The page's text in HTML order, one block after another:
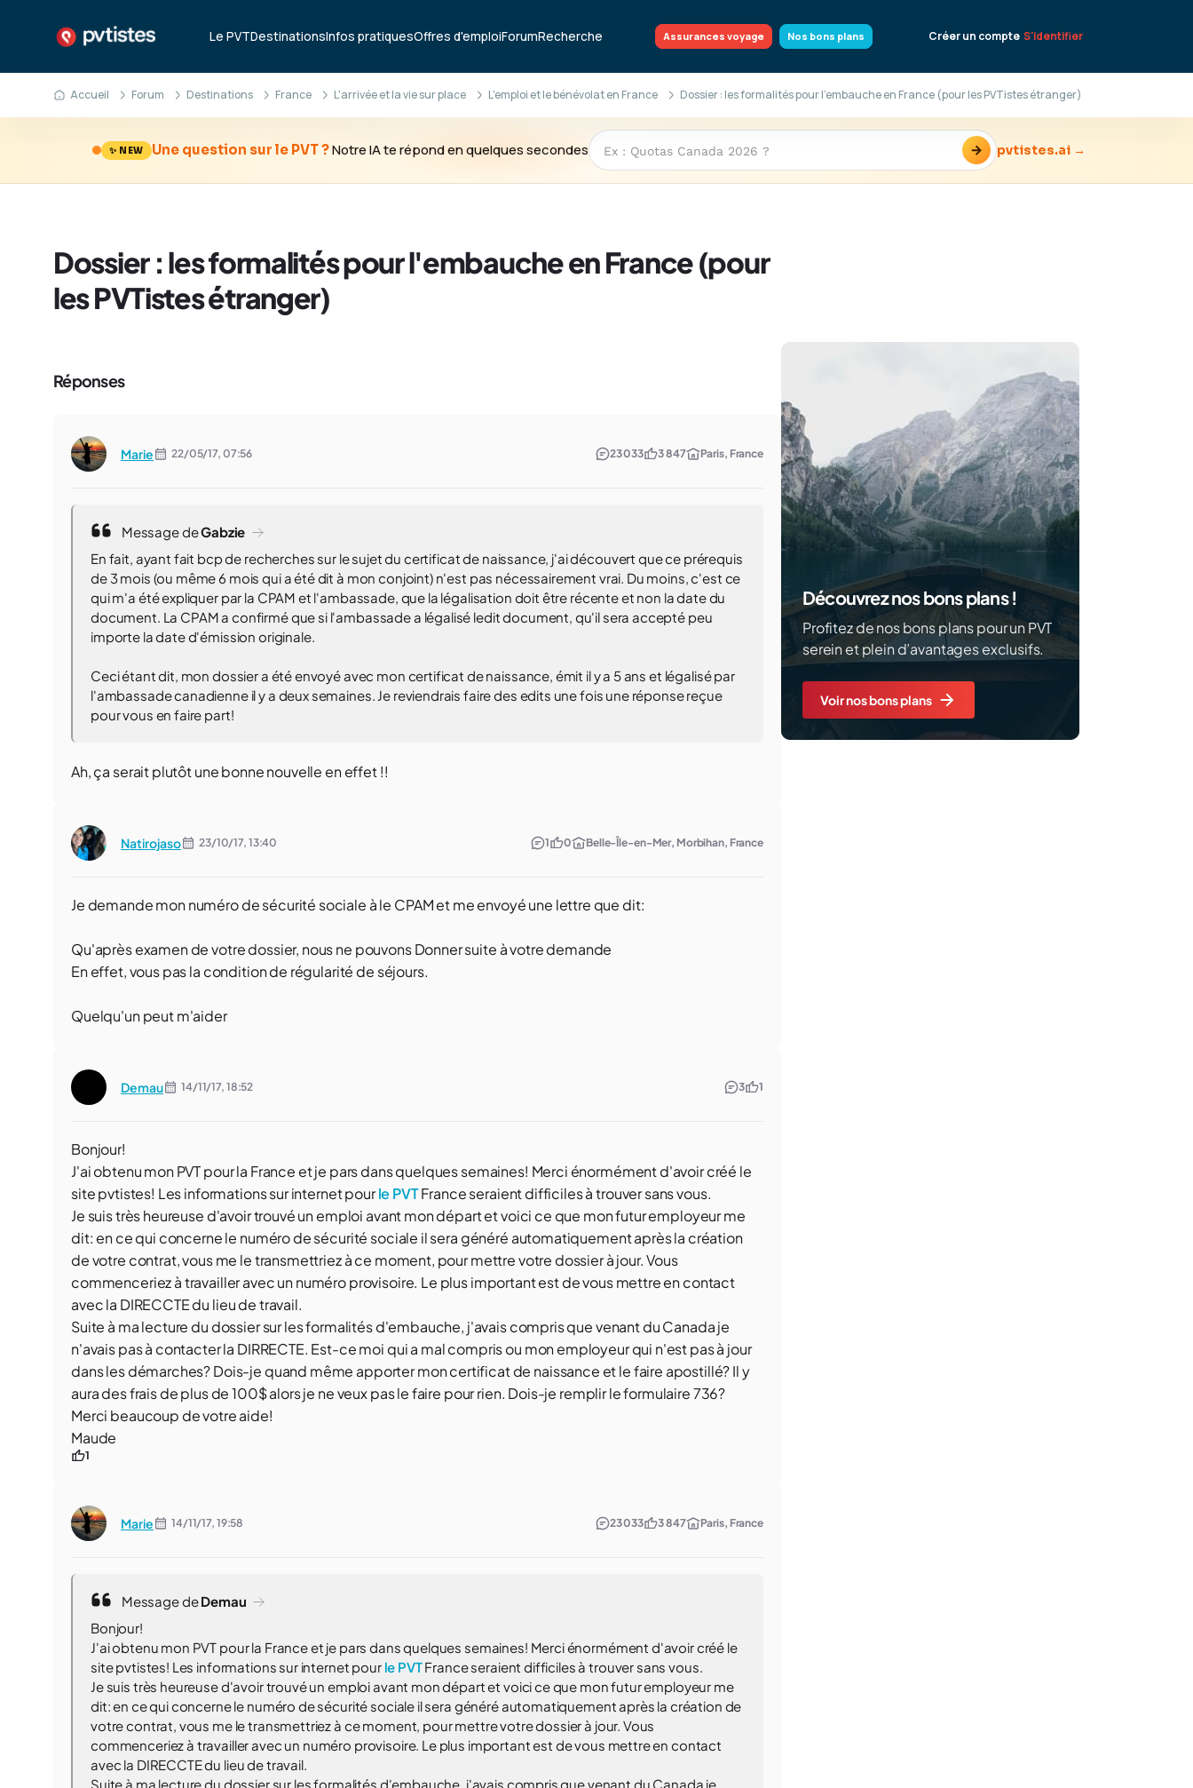
Le PVTDestinationsInfos pratiquesOffres d'emploiForumRecherche Assurances voyage Nos bons plans Créer un compte S'identifier
Accueil Forum Destinations France L'arrivée et la vie sur place L'emploi et le bénévolat en France Dossier : les formalités pour l'embauche en France (pour les PVTistes étranger)
✨ NEW Une question sur le PVT ?Notre IA te répond en quelques secondes → pvtistes.ai →
Dossier : les formalités pour l'embauche en France (pour
les PVTistes étranger)
Réponses
Marie 22/05/17, 07:56 23 033 3 847 Paris, France
Message deGabzie
En fait, ayant fait bcp de recherches sur le sujet du certificat de naissance, j'ai découvert que ce prérequis
de 3 mois (ou même 6 mois qui a été dit à mon conjoint) n'est pas nécessairement vrai. Du moins, c'est ce
qui m'a été expliquer par la CPAM et l'ambassade, que la légalisation doit être récente et non la date du
document. La CPAM a confirmé que si l'ambassade a légalisé ledit document, qu'il sera accepté peu
importe la date d'émission originale.
Ceci étant dit, mon dossier a été envoyé avec mon certificat de naissance, émit il y a 5 ans et légalisé par
l'ambassade canadienne il y a deux semaines. Je reviendrais faire des edits une fois une réponse reçue
pour vous en faire part!
Ah, ça serait plutôt une bonne nouvelle en effet !!
Natirojaso 23/10/17, 13:40 1 0 Belle-Île-en-Mer, Morbihan, France
Je demande mon numéro de sécurité sociale à le CPAM et me envoyé une lettre que dit:
Qu'après examen de votre dossier, nous ne pouvons Donner suite à votre demande
En effet, vous pas la condition de régularité de séjours.
Quelqu'un peut m'aider
Demau 14/11/17, 18:52 3 1
Bonjour!
J'ai obtenu mon PVT pour la France et je pars dans quelques semaines! Merci énormément d'avoir créé le
site pvtistes! Les informations sur internet pourle PVTFrance seraient difficiles à trouver sans vous.
Je suis très heureuse d'avoir trouvé un emploi avant mon départ et voici ce que mon futur employeur me
dit: en ce qui concerne le numéro de sécurité sociale il sera généré automatiquement après la création
de votre contrat, vous me le transmettriez à ce moment, pour mettre votre dossier à jour. Vous
commenceriez à travailler avec un numéro provisoire. Le plus important est de vous mettre en contact
avec la DIRECCTE du lieu de travail.
Suite à ma lecture du dossier sur les formalités d'embauche, j'avais compris que venant du Canada je
n'avais pas à contacter la DIRRECTE. Est-ce moi qui a mal compris ou mon employeur qui n'est pas à jour
dans les démarches? Dois-je quand même apporter mon certificat de naissance et le faire apostillé? Il y
aura des frais de plus de 100$ alors je ne veux pas le faire pour rien. Dois-je remplir le formulaire 736?
Merci beaucoup de votre aide!
Maude
1
Marie 14/11/17, 19:58 23 033 3 847 Paris, France
Message deDemau
Bonjour!
J'ai obtenu mon PVT pour la France et je pars dans quelques semaines! Merci énormément d'avoir créé le
site pvtistes! Les informations sur internet pour le PVTFrance seraient difficiles à trouver sans vous.
Je suis très heureuse d'avoir trouvé un emploi avant mon départ et voici ce que mon futur employeur me
dit: en ce qui concerne le numéro de sécurité sociale il sera généré automatiquement après la création de
votre contrat, vous me le transmettriez à ce moment, pour mettre votre dossier à jour. Vous
commenceriez à travailler avec un numéro provisoire. Le plus important est de vous mettre en contact
avec la DIRECCTE du lieu de travail.
Suite à ma lecture du dossier sur les formalités d'embauche, j'avais compris que venant du Canada je
Découvrez nos bons plans !
Profitez de nos bons plans pour un PVT
serein et plein d’avantages exclusifs.
Voir nos bons plans